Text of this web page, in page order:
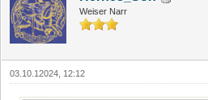
Weiser Narr
03.10.12024, 12:12